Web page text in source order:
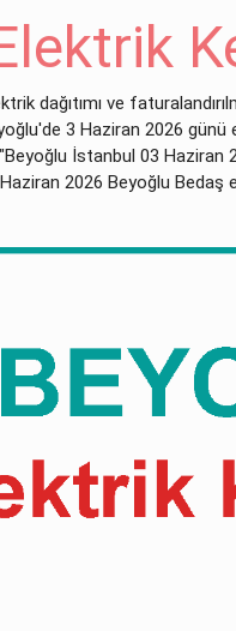
dağıtımı ve
3 Haziran 2026
İstanbul 03 Haziran
2026 Beyoğlu Bedaş